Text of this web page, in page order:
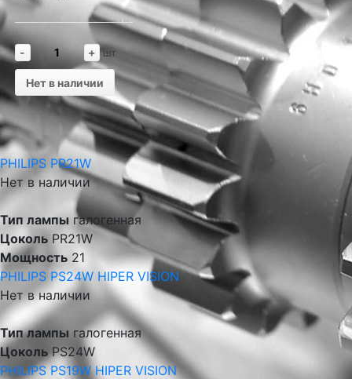
- + шт
Нет в наличии
PHILIPS PR21W
Нет в наличии
Тип лампы галогенная
Цоколь PR21W
Мощность 21
PHILIPS PS24W HIPER VISION
Нет в наличии
Тип лампы галогенная
ЦокольPS24W
PHILIPS PS19W HIPER VISION